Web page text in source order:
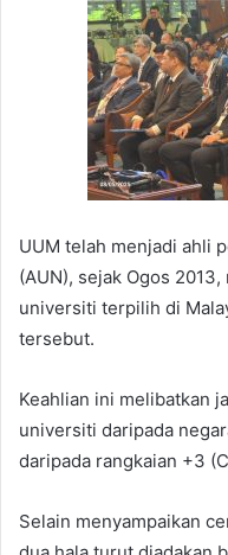
UUM telah menjadi ahli
(AUN), sejak Ogos
universiti terpilih di
tersebut.
Keahlian ini melibatkan
universiti daripada
daripada rangkaian +3
Selain menyampaikan